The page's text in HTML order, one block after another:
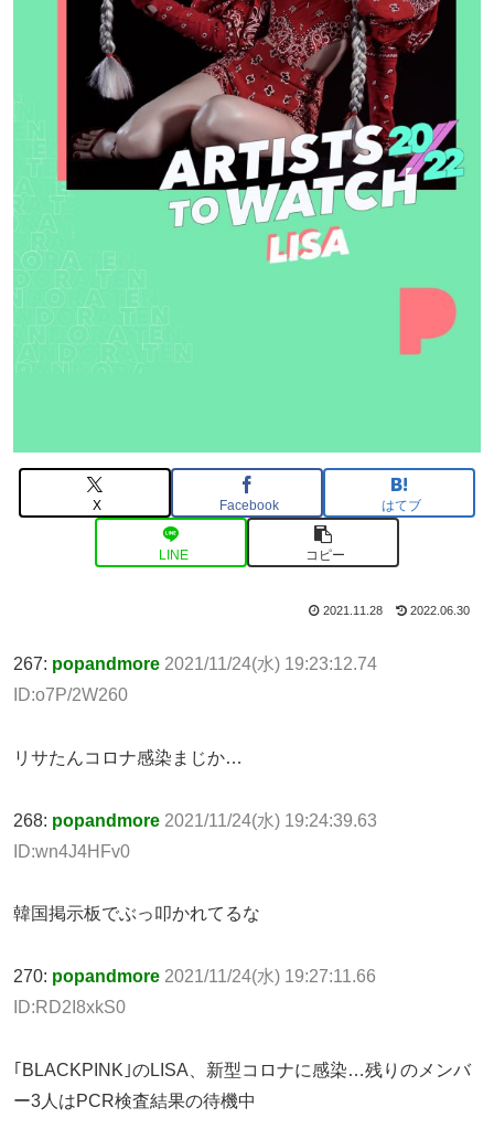
X Facebook はてブ
LINE コピー
2021.11.28 2022.06.30
267: popandmore 2021/11/24(水) 19:23:12.74
ID:o7P/2W260
リサたんコロナ感染まじか…
268: popandmore 2021/11/24(水) 19:24:39.63
ID:wn4J4HFv0
韓国掲示板でぶっ叩かれてるな
270: popandmore 2021/11/24(水) 19:27:11.66
ID:RD2I8xkS0
｢BLACKPINK｣のLISA、新型コロナに感染…残りのメンバ
ー3人はPCR検査結果の待機中